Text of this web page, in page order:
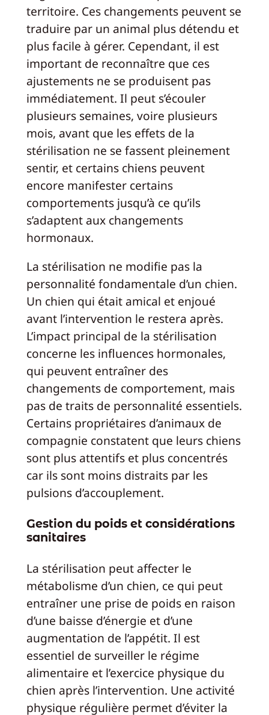
territoire. Ces changements peuvent se
traduire par un animal plus détendu et
plus facile à gérer. Cependant, il est
important de reconnaître que ces
ajustements ne se produisent pas
immédiatement. Il peut s’écouler
plusieurs semaines, voire plusieurs
mois, avant que les effets de la
stérilisation ne se fassent pleinement
sentir, et certains chiens peuvent
encore manifester certains
comportements jusqu’à ce qu’ils
s’adaptent aux changements
hormonaux.
La stérilisation ne modifie pas la
personnalité fondamentale d’un chien.
Un chien qui était amical et enjoué
avant l’intervention le restera après.
L’impact principal de la stérilisation
concerne les influences hormonales,
qui peuvent entraîner des
changements de comportement, mais
pas de traits de personnalité essentiels.
Certains propriétaires d’animaux de
compagnie constatent que leurs chiens
sont plus attentifs et plus concentrés
car ils sont moins distraits par les
pulsions d’accouplement.
Gestion du poids et considérations
sanitaires
La stérilisation peut affecter le
métabolisme d’un chien, ce qui peut
entraîner une prise de poids en raison
d’une baisse d’énergie et d’une
augmentation de l’appétit. Il est
essentiel de surveiller le régime
alimentaire et l’exercice physique du
chien après l’intervention. Une activité
physique régulière permet d’éviter la